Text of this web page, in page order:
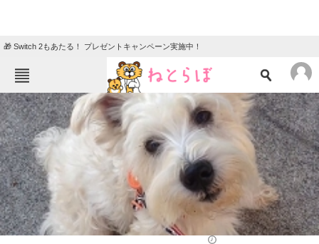
🎁 Switch 2もあたる！ プレゼントキャンペーン実施中！
ねとらぼメニュー
TOP ニュース
エンタメ クイズ
グルメ 地域
住まい 教育・育児
動物 リサーチ